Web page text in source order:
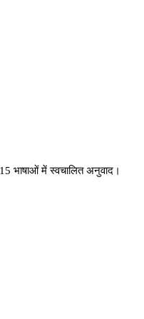
भाषाओं में स्वचालित अनुवाद।